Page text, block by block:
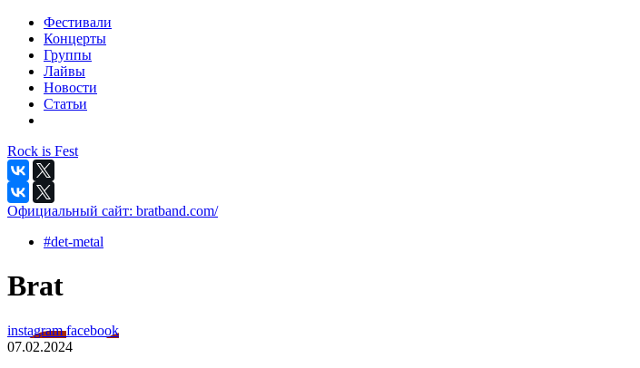
Фестивали
Концерты
Группы
Лайвы
Новости
Статьи
Rock is Fest
Официальный сайт: bratband.com/
#det-metal
Brat
instagramfacebook
07.02.2024